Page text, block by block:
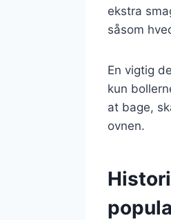
ekstra
såsom
En vigtig
kun
at bage,
ovnen.